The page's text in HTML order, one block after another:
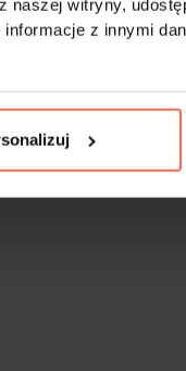
witryny,
z innymi